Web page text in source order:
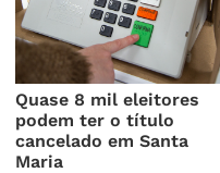
Quase 8 mil eleitores
podem ter o título
cancelado em Santa
Maria